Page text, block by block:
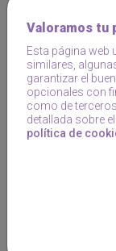
Valoramos tu
Esta página web
similares,
garantizar el
opcionales con
como de
detallada sobre
política de